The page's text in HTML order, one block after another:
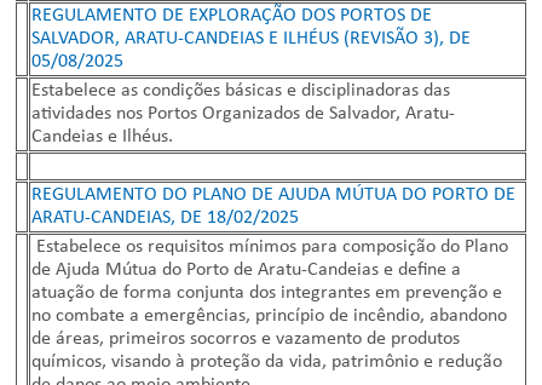
REGULAMENTO DE EXPLORAÇÃO DOS PORTOS DE
SALVADOR, ARATU-CANDEIAS E ILHÉUS (REVISÃO 3), DE
05/08/2025
Estabelece as condições básicas e disciplinadoras das
atividades nos Portos Organizados de Salvador, Aratu-
Candeias e Ilhéus.
REGULAMENTO DO PLANO DE AJUDA MÚTUA DO PORTO DE
ARATU-CANDEIAS, DE 18/02/2025
Estabelece os requisitos mínimos para composição do Plano
de Ajuda Mútua do Porto de Aratu-Candeias e define a
atuação de forma conjunta dos integrantes em prevenção e
no combate a emergências, princípio de incêndio, abandono
de áreas, primeiros socorros e vazamento de produtos
químicos, visando à proteção da vida, patrimônio e redução